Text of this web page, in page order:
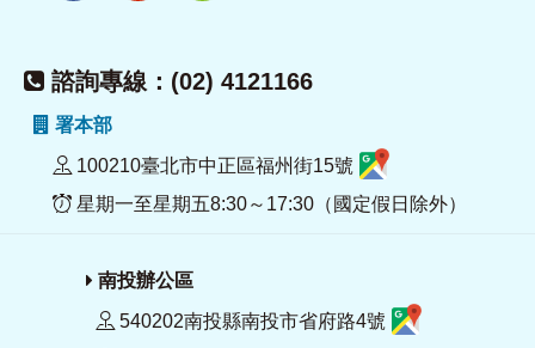
諮詢專線：(02) 4121166
署本部
100210臺北市中正區福州街15號
星期一至星期五8:30～17:30（國定假日除外）
南投辦公區
540202南投縣南投市省府路4號